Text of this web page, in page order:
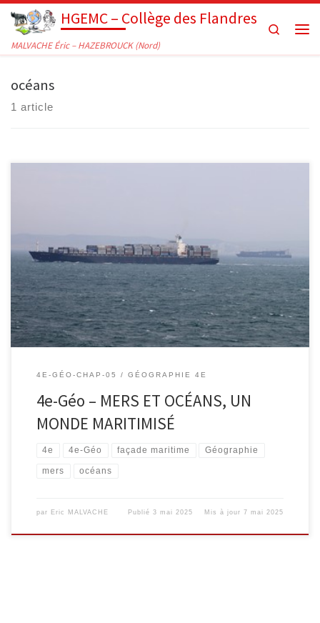
Passer au contenuHGEMC – Collège des Flandres
MALVACHE Éric – HAZEBROUCK (Nord)
Search
océans
1 article
4E-GÉO-CHAP-05 GÉOGRAPHIE 4E
4e-Géo – MERS ET OCÉANS, UN
MONDE MARITIMISÉ
4e 4e-Géo façade maritime Géographie
mers océans
par Eric MALVACHE Publié3 mai 2025 Mis à jour7 mai 2025